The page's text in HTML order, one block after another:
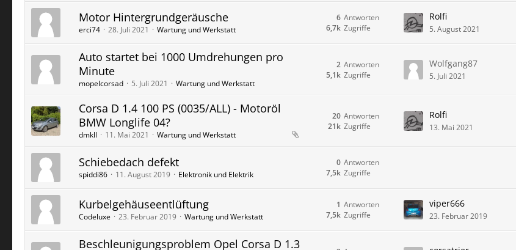
Motor Hintergrundgeräusche
erci74 28. Juli 2021 Wartung und Werkstatt
Antworten
6
Zugriffe
6,7k
Rolfi
5. August 2021
Auto startet bei 1000 Umdrehungen pro
Minute
mopelcorsad 5. Juli 2021 Wartung und Werkstatt
Antworten
2
Zugriffe
5,1k
Wolfgang87
5. Juli 2021
Corsa D 1.4 100 PS (0035/ALL) - Motoröl
BMW Longlife 04?
dmkll 11. Mai 2021 Wartung und Werkstatt
Antworten
20
Zugriffe
21k
Rolfi
13. Mai 2021
Schiebedach defekt
spiddi86 11. August 2019 Elektronik und Elektrik
Antworten
0
Zugriffe
7,5k
Kurbelgehäuseentlüftung
Codeluxe 23. Februar 2019 Wartung und Werkstatt
Antworten
1
Zugriffe
7,5k
viper666
23. Februar 2019
Beschleunigungsproblem Opel Corsa D 1.3